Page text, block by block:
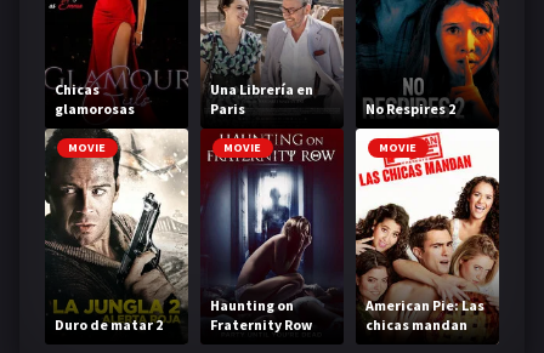
Chicas
glamorosas
Una Librería en
Paris
No Respires 2
MOVIE
Duro de matar 2
MOVIE
Haunting on
Fraternity Row
MOVIE
American Pie: Las
chicas mandan